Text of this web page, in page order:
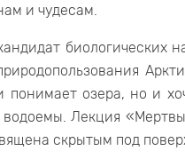
и чудесам.
биологических
озера, но и
водоемы. Лекция
скрытым под